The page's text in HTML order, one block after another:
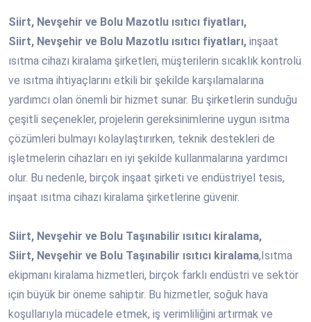
Siirt, Nevşehir ve Bolu Mazotlu ısıtıcı fiyatları,
Siirt, Nevşehir ve Bolu Mazotlu ısıtıcı fiyatları, inşaat
ısıtma cihazı kiralama şirketleri, müşterilerin sıcaklık kontrolü
ve ısıtma ihtiyaçlarını etkili bir şekilde karşılamalarına
yardımcı olan önemli bir hizmet sunar. Bu şirketlerin sunduğu
çeşitli seçenekler, projelerin gereksinimlerine uygun ısıtma
çözümleri bulmayı kolaylaştırırken, teknik destekleri de
işletmelerin cihazları en iyi şekilde kullanmalarına yardımcı
olur. Bu nedenle, birçok inşaat şirketi ve endüstriyel tesis,
inşaat ısıtma cihazı kiralama şirketlerine güvenir.
Siirt, Nevşehir ve Bolu Taşınabilir ısıtıcı kiralama,
Siirt, Nevşehir ve Bolu Taşınabilir ısıtıcı kiralama,Isıtma
ekipmanı kiralama hizmetleri, birçok farklı endüstri ve sektör
için büyük bir öneme sahiptir. Bu hizmetler, soğuk hava
koşullarıyla mücadele etmek, iş verimliliğini artırmak ve